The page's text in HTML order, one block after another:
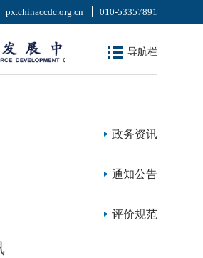
px.chinaccdc.org.cn 010-53357891
导航栏
政务资讯
通知公告
评价规范